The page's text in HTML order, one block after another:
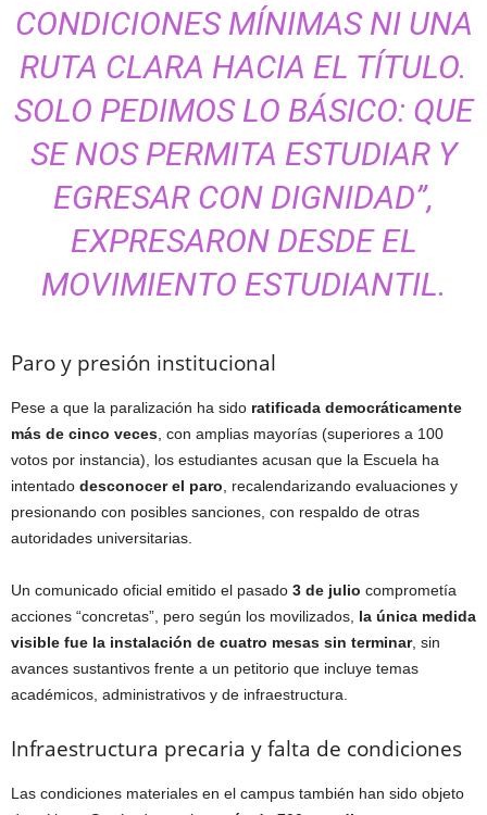
CONDICIONES MÍNIMAS NI UNA
RUTA CLARA HACIA EL TÍTULO.
SOLO PEDIMOS LO BÁSICO: QUE
SE NOS PERMITA ESTUDIAR Y
EGRESAR CON DIGNIDAD”,
EXPRESARON DESDE EL
MOVIMIENTO ESTUDIANTIL.
Paro y presión institucional
Pese a que la paralización ha sido ratificada democráticamente
más de cinco veces , con amplias mayorías (superiores a 100
votos por instancia), los estudiantes acusan que la Escuela ha
intentado desconocer el paro , recalendarizando evaluaciones y
presionando con posibles sanciones, con respaldo de otras
autoridades universitarias.
Un comunicado oficial emitido el pasado 3 de julio comprometía
acciones “concretas”, pero según los movilizados, la única medida
visible fue la instalación de cuatro mesas sin terminar, sin
avances sustantivos frente a un petitorio que incluye temas
académicos, administrativos y de infraestructura.
Infraestructura precaria y falta de condiciones
Las condiciones materiales en el campus también han sido objeto